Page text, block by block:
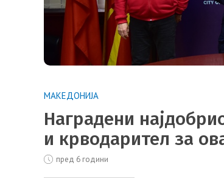
МАКЕДОНИЈА
Наградени
и крводарител за
пред 6 години